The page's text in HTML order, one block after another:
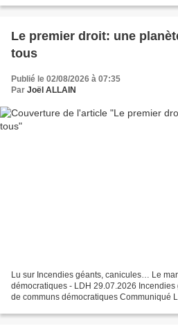
Le premier droit: une
tous
Publié le 02/08/2026 à 07:35
Par Joël ALLAIN
Lu sur Incendies géants, canicules… Le
démocratiques - LDH 29.07.2026
de communs démocratiques Communiqué